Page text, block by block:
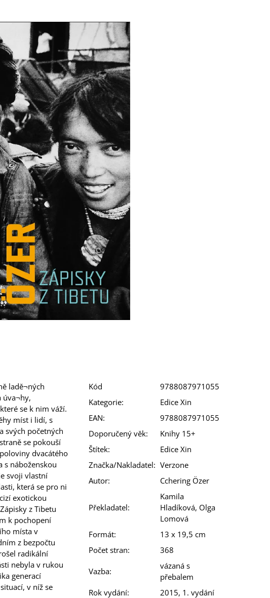
ladě¬ných
úva¬hy,
se k nim váží.
míst i lidí, s
svých početných
se pokouší
dvacátého
s náboženskou
svoji vlastní
která se pro ni
exotickou
z Tibetu
k pochopení
místa v
z bezpočtu
radikální
nebyla v rukou
generací
v níž se
Kód
9788087971055
Kategorie:
Edice Xin
EAN:
9788087971055
Doporučený věk:
Knihy 15+
Štítek:
Edice Xin
Značka/Nakladatel: Verzone
Autor: Cchering Özer
Překladatel:
Kamila
Hladíková, Olga
Lomová
Formát:
13 x 19,5 cm
Počet stran: 368
Vazba:
vázaná s
přebalem
Rok vydání: 2015, 1. vydání